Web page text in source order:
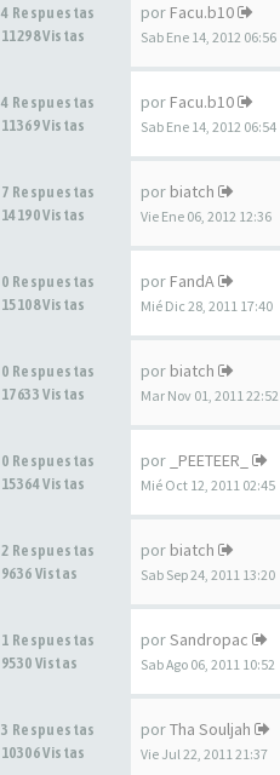
4 Respuestas
11298 Vistas
por Facu.b10
Sab Ene 14, 2012 06:56
4 Respuestas
11369 Vistas
por Facu.b10
Sab Ene 14, 2012 06:54
7 Respuestas
14190 Vistas
por biatch
Vie Ene 06, 2012 12:36
0 Respuestas
15108 Vistas
por FandA
Mié Dic 28, 2011 17:40
0 Respuestas
17633 Vistas
por biatch
Mar Nov 01, 2011 22:52
0 Respuestas
15364 Vistas
por _PEETEER_
Mié Oct 12, 2011 02:45
2 Respuestas
9636 Vistas
por biatch
Sab Sep 24, 2011 13:20
1 Respuestas
9530 Vistas
porSandropac
Sab Ago 06, 2011 10:52
3 Respuestas
10306 Vistas
porTha Souljah
Vie Jul 22, 2011 21:37